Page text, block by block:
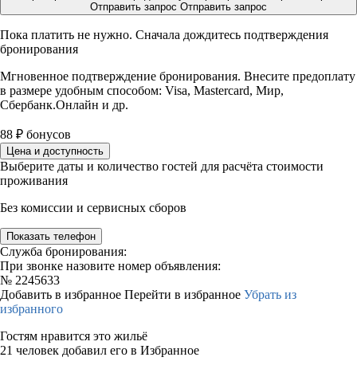
Отправить запрос Отправить запрос
Пока платить не нужно. Сначала дождитесь подтверждения
бронирования
Мгновенное подтверждение бронирования. Внесите предоплату
в размере удобным способом: Visa, Mastercard, Мир,
Сбербанк.Онлайн и др.
88 ₽ бонусов
Цена и доступность
Выберите даты и количество гостей для расчёта стоимости
проживания
Без комиссии и сервисных сборов
Показать телефон
Служба бронирования:
При звонке назовите номер объявления:
№ 2245633
Добавить в избранное Перейти в избранное Убрать из
избранного
Гостям нравится это жильё
21 человек добавил его в Избранное